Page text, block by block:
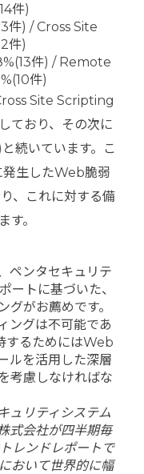
件)
件) / Cross Site
件)
件) / Remote
件)
Site Scripting
ており、その次に
続いています。こ
発生したWeb脆弱
、これに対する備
す。
ペンタセキュリテ
ートに基づいた、
がお薦めです。
ングは不可能であ
するためにはWeb
ルを活用した深層
考慮しなければな
ュリティシステム
式会社が四半期毎
レンドレポートで
おいて世界的に幅